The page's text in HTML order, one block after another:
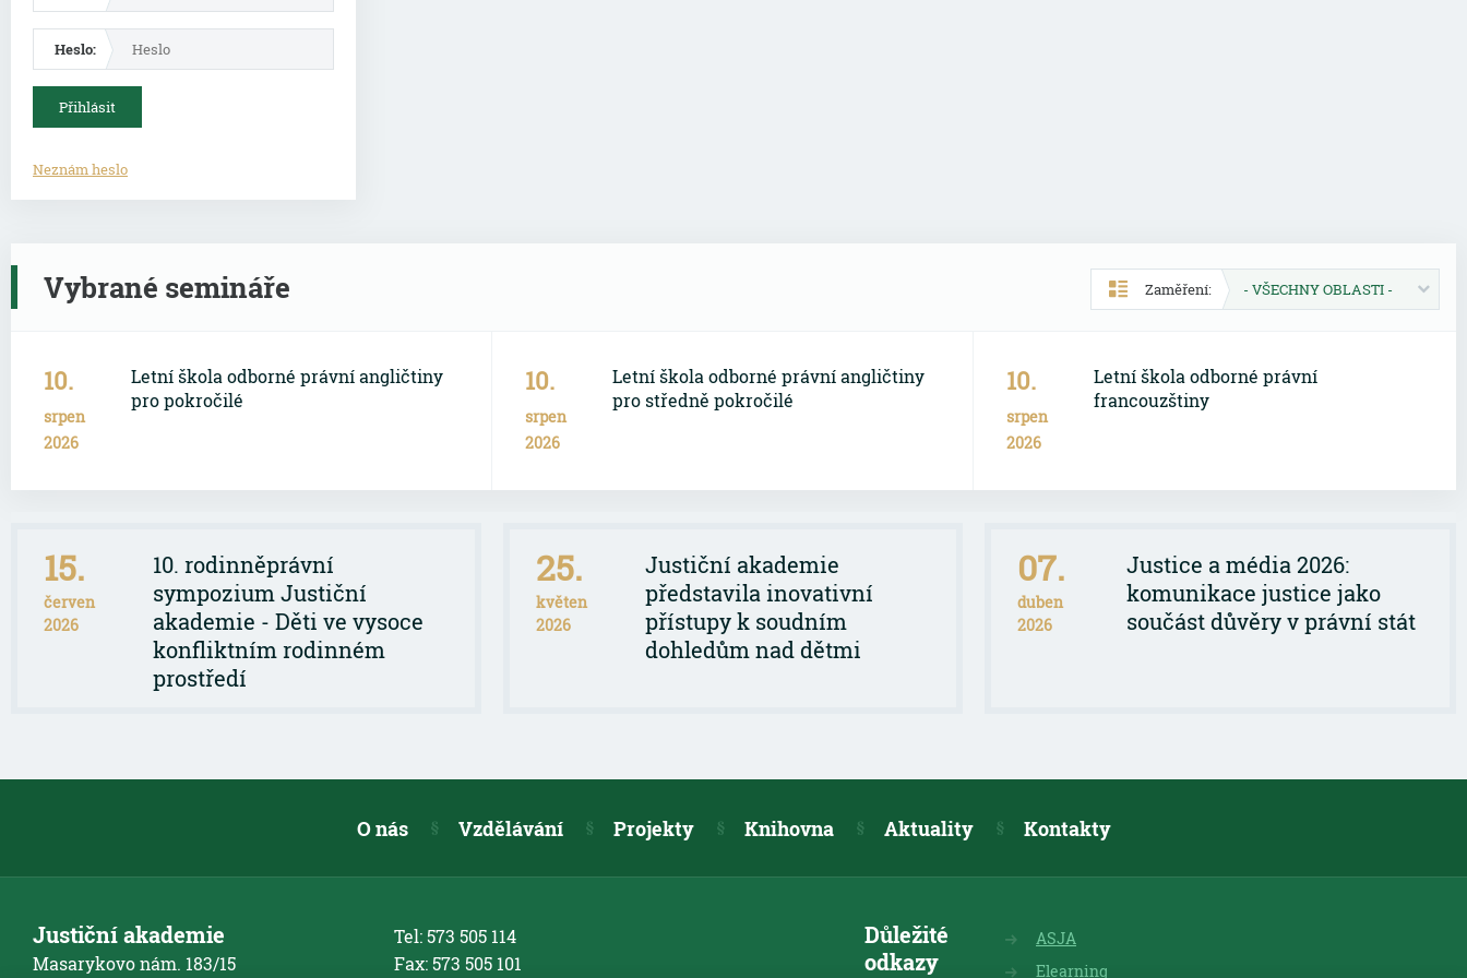
Heslo:
Neznám heslo
Vybrané semináře - VŠECHNY OBLASTI -
Zaměření:
10.
srpen
2026
Letní škola odborné právní angličtiny
pro pokročilé
10.
srpen
2026
Letní škola odborné právní angličtiny
pro středně pokročilé
10.
srpen
2026
Letní škola odborné právní
francouzštiny
15.
červen
2026
10. rodinněprávní
sympozium Justiční
akademie - Děti ve vysoce
konfliktním rodinném
prostředí
25.
květen
2026
Justiční akademie
představila inovativní
přístupy k soudním
dohledům nad dětmi
07.
duben
2026
Justice a média 2026:
komunikace justice jako
součást důvěry v právní stát
O nás Vzdělávání Projekty Knihovna Aktuality Kontakty
Justiční akademie
Masarykovo nám. 183/15
Tel: 573 505 114
Fax: 573 505 101
Důležité
odkazy
ASJA
Elearning